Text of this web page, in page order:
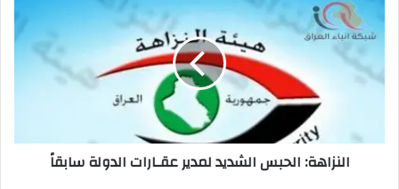
الحبس
الشديد
عقـارات
الدولة
النزاهة: الحبس الشديد لمدير عقـارات الدولة سابقاً